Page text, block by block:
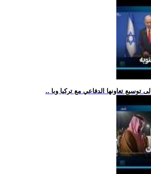
توسيع تعاونها الدفاعي مع تركيا وبا